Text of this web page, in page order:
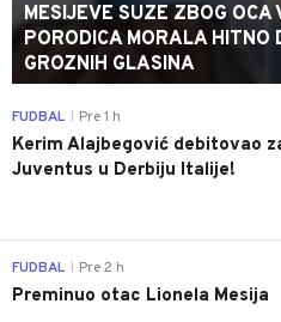
MESIJEVE SUZE ZBOG OCA
PORODICA MORALA HITNO
GROZNIH GLASINA
FUDBAL Pre 1 h
Kerim Alajbegović debitovao
Juventus u Derbiju Italije!
FUDBAL Pre 2 h
Preminuo otac Lionela Mesija